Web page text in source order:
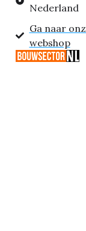
Nederland
Ga naar
webshop